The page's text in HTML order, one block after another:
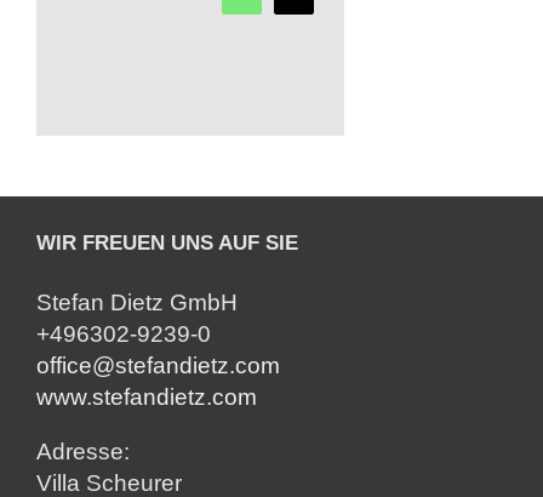
WIR FREUEN UNS AUF SIE
Stefan Dietz GmbH
+496302-9239-0
office@stefandietz.com
www.stefandietz.com
Adresse:
Villa Scheurer